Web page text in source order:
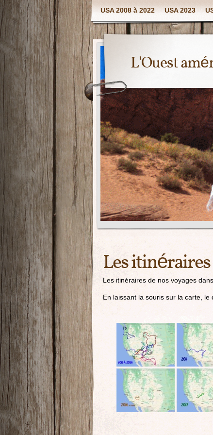
USA 2008 à 2022 USA 2023
L'Ouest
Les
Les itinéraires de nos voyages dans
En laissant la souris sur la carte, le